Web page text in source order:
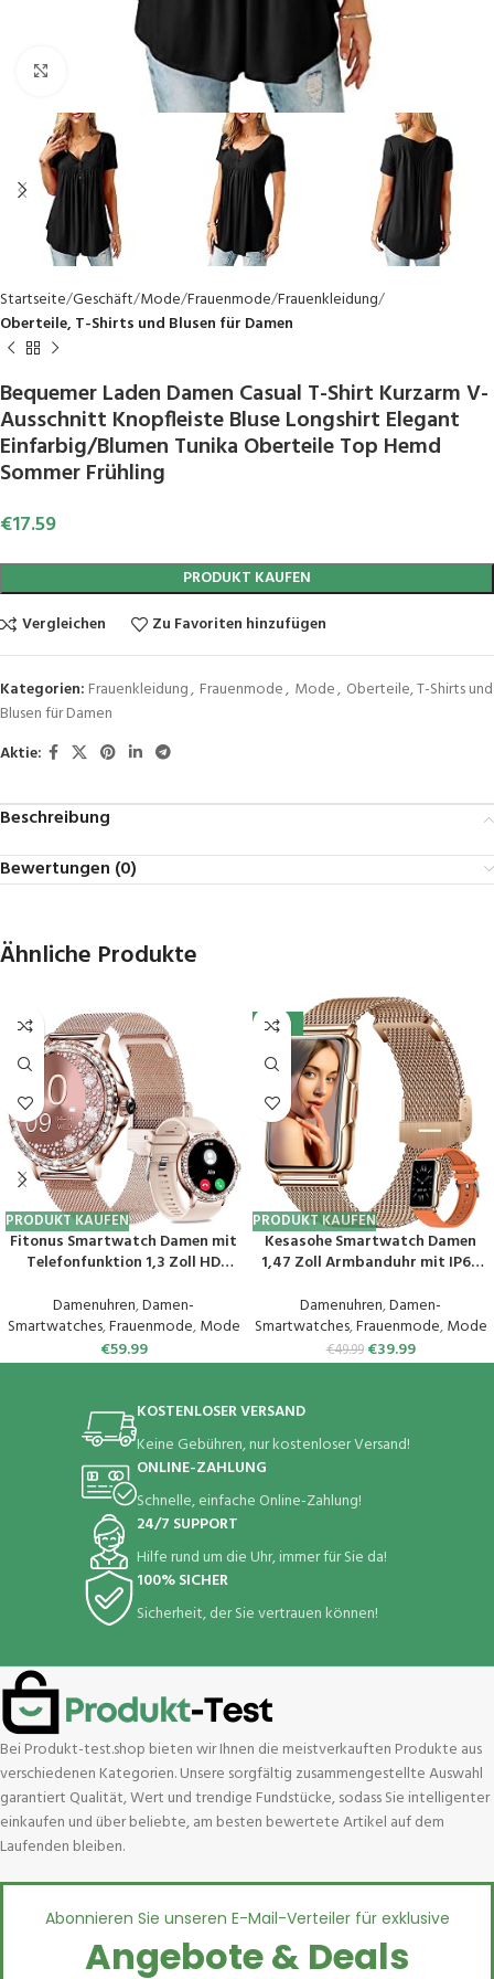
Click to enlarge
Startseite Geschäft Mode Frauenmode Frauenkleidung
Oberteile, T-Shirts und Blusen für Damen
Bequemer Laden Damen Casual T-Shirt Kurzarm V-
Ausschnitt Knopfleiste Bluse Longshirt Elegant
Einfarbig/Blumen Tunika Oberteile Top Hemd
Sommer Frühling
€17.59
PRODUKT KAUFEN
Vergleichen
Zu Favoriten hinzufügen
Kategorien: Frauenkleidung, Frauenmode, Mode, Oberteile, T-Shirts und
Blusen für Damen
Aktie:
Beschreibung
Bewertungen (0)
Ähnliche Produkte
PRODUKT KAUFEN
Fitonus Smartwatch Damen mit
Telefonfunktion 1,3 Zoll HD
Periodenverfolgung, 110+ Sport,
Herzfrequenz, SpO2
Schlafmonitor, IP68 Fitnessuhr
Tracker für iOS Android
Damenuhren,Damen-
Smartwatches,Frauenmode,Mode
€59.99
-20%
PRODUKT KAUFEN
Kesasohe Smartwatch Damen
1,47 Zoll Armbanduhr mit IP68
Sportuhr mit Zwei Wochen
Standby SpO2 124
Trainingsmodi
Herzfrequenzmessung
Damenuhren,Damen-
Smartwatches,Frauenmode,Mode
€49.99 €39.99
KOSTENLOSER VERSAND
Keine Gebühren, nur kostenloser Versand!
ONLINE-ZAHLUNG
Schnelle, einfache Online-Zahlung!
24/7 SUPPORT
Hilfe rund um die Uhr, immer für Sie da!
100% SICHER
Sicherheit, der Sie vertrauen können!
Bei Produkt-test.shop bieten wir Ihnen die meistverkauften Produkte aus
verschiedenen Kategorien. Unsere sorgfältig zusammengestellte Auswahl
garantiert Qualität, Wert und trendige Fundstücke, sodass Sie intelligenter
einkaufen und über beliebte, am besten bewertete Artikel auf dem
Laufenden bleiben.
Abonnieren Sie unseren E-Mail-Verteiler für exklusive
Angebote & Deals